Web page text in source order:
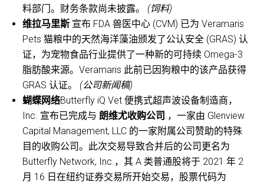
料部门。财务条款尚未披露。
(饲料)
维拉马里斯 宣布 FDA 兽医中心 (CVM) 已为 Veramaris
Pets 猫粮中的天然海洋藻油颁发了公认安全 (GRAS) 认
证，为宠物食品行业提供了一种新的可持续 Omega-3
脂肪酸来源。Veramaris 此前已因狗粮中的该产品获得
GRAS 认证。
(公司新闻稿)
蝴蝶网络Butterfly iQ Vet 便携式超声波设备制造商，
Inc. 宣布已完成与 朗维尤收购公司 .，一家由 Glenview
Capital Management, LLC 的一家附属公司赞助的特殊
目的收购公司。此次交易导致合并后的公司更名为
Butterfly Network, Inc.，其 A 类普通股将于 2021 年 2
月 16 日在纽约证券交易所开始交易，股票代码为